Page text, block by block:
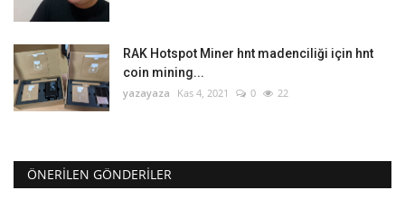
RAK Hotspot Miner hnt madenciliği için hnt
coin mining...
yazayaza Kas 4, 2021 0 22
ÖNERILEN GÖNDERILER